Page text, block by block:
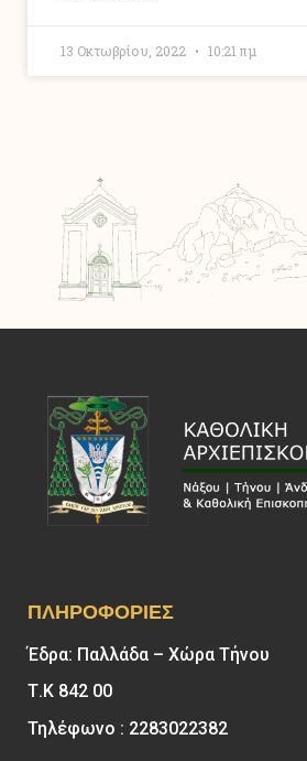
13 Οκτωβρίου, 2022 10:21 πμ
ΠΛΗΡΟΦΟΡΊΕΣ
Έδρα: Παλλάδα – Χώρα Τήνου
Τ.Κ 842 00
Τηλέφωνο : 2283022382